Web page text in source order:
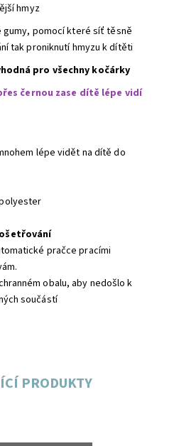
hmyz
pomocí které síť těsně
tak proniknutí hmyzu k dítěti
pro všechny kočárky
černou zase dítě lépe vidí
lépe vidět na dítě do
pračce pracími
obalu, aby nedošlo k
součástí
PRODUKTY